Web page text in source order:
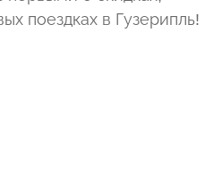
поездках в Гузерипль!